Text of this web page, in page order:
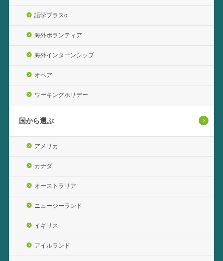
語学プラスα
海外ボランティア
海外インターンシップ
オペア
ワーキングホリデー
国から選ぶ
アメリカ
カナダ
オーストラリア
ニュージーランド
イギリス
アイルランド